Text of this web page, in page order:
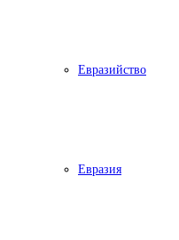
Евразийство
Евразия